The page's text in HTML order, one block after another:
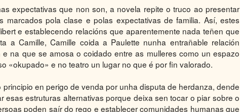
expectativas que non son, a novela repite o truco ao presentar
pola clase e polas expectativas de familia. Así, estes
e establecendo relacións que aparentemente nada teñen que
a Camille, Camille coida a Paulette nunha entrañable relación
na que se amosa o coidado entre as mulleres como un espazo
«okupado» e no teatro un lugar no que é por fin valorado.
en perigo de venda por unha disputa de herdanza, dende
estruturas alternativas porque deixa sen tocar o piar sobre o
poden saír do rego e establecer comunidades humanas que